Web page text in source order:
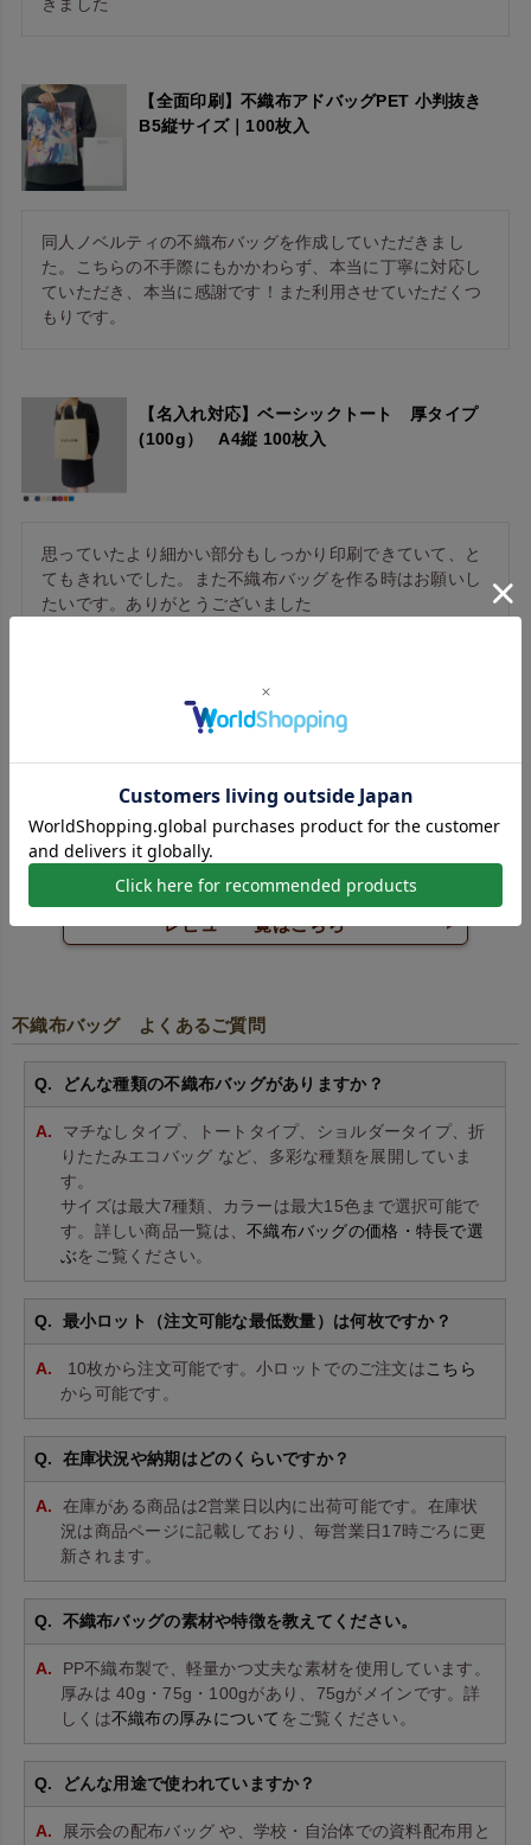
【全面印刷】不織布アドバッグPET 小判抜き
B5縦サイズ｜100枚入
同人ノベルティの不織布バッグを作成していただきまし
た。こちらの不手際にもかかわらず、本当に丁寧に対応し
ていただき、本当に感謝です！また利用させていただくつ
もりです。
【名入れ対応】ベーシックトート 厚タイプ
(100g） A4縦 100枚入
思っていたより細かい部分もしっかり印刷できていて、と
てもきれいでした。また不織布バッグを作る時はお願いし
たいです。ありがとうございました
シンプルトート75 特大 100枚入～
いろんなショップを比べましたが最安値でした。
レビュー一覧はこちら
不織布バッグ よくあるご質問
どんな種類の不織布バッグがありますか？
マチなしタイプ、トートタイプ、ショルダータイプ、折
りたたみエコバッグ など、多彩な種類を展開していま
す。
サイズは最大7種類、カラーは最大15色まで選択可能で
す。詳しい商品一覧は、不織布バッグの価格・特長で選
ぶをご覧ください。
最小ロット（注文可能な最低数量）は何枚ですか？
10枚から注文可能です。小ロットでのご注文はこちら
から可能です。
在庫状況や納期はどのくらいですか？
在庫がある商品は2営業日以内に出荷可能です。在庫状
況は商品ページに記載しており、毎営業日17時ごろに更
新されます。
不織布バッグの素材や特徴を教えてください。
PP不織布製で、軽量かつ丈夫な素材を使用しています。
厚みは 40g・75g・100gがあり、75gがメインです。詳
しくは不織布の厚みについて をご覧ください。
どんな用途で使われていますか？
展示会の配布バッグ や、学校・自治体での資料配布用と